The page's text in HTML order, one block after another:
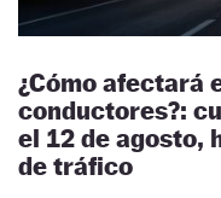
¿Cómo afectará
conductores?:
el 12 de agosto,
de tráfico